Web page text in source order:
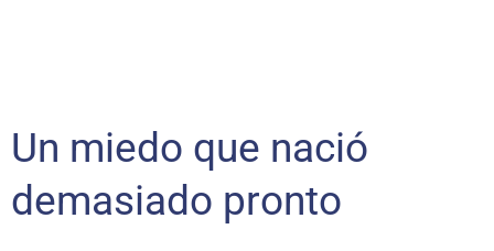
Un miedo que nació
demasiado pronto